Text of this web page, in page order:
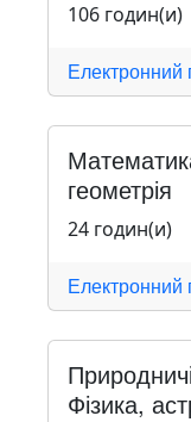
106 годин(и)
Електронний
геометрія
24 годин(и)
Електронний
Фізика,